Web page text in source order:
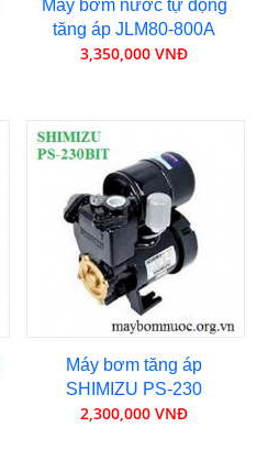
Máy bơm nước tự động
tăng áp JLM80-800A
3,350,000 VNĐ
Máy bơm tăng áp
SHIMIZU PS-230
2,300,000 VNĐ